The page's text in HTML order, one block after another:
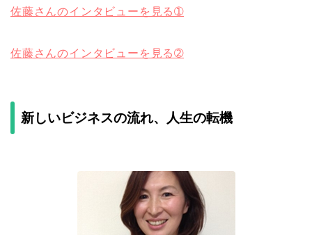
佐藤さんのインタビューを見る➀
佐藤さんのインタビューを見る➁
新しいビジネスの流れ、人生の転機